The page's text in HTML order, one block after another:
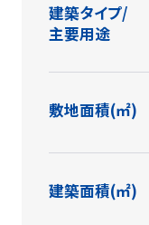
建築タイプ/
主要用途
敷地面積(㎡)
建築面積(㎡)